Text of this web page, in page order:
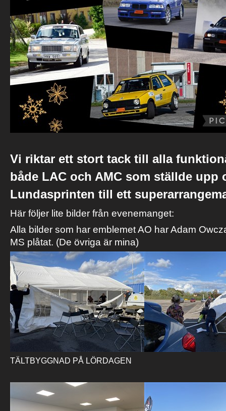
Vi riktar ett stort tack till alla
både LAC och AMC som ställde upp
Lundasprinten till ett
Här följer lite bilder från evenemanget:
Alla bilder som har emblemet AO har Adam
MS plåtat. (De övriga är mina)
TÄLTBYGGNAD PÅ LÖRDAGEN